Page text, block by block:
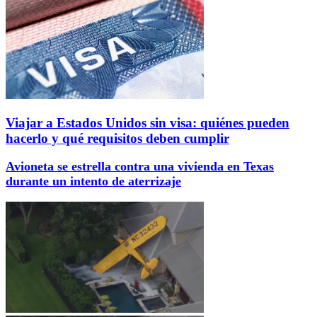
Viajar a Estados Unidos sin visa: quiénes pueden
hacerlo y qué requisitos deben cumplir
Avioneta se estrella contra una vivienda en Texas
durante un intento de aterrizaje